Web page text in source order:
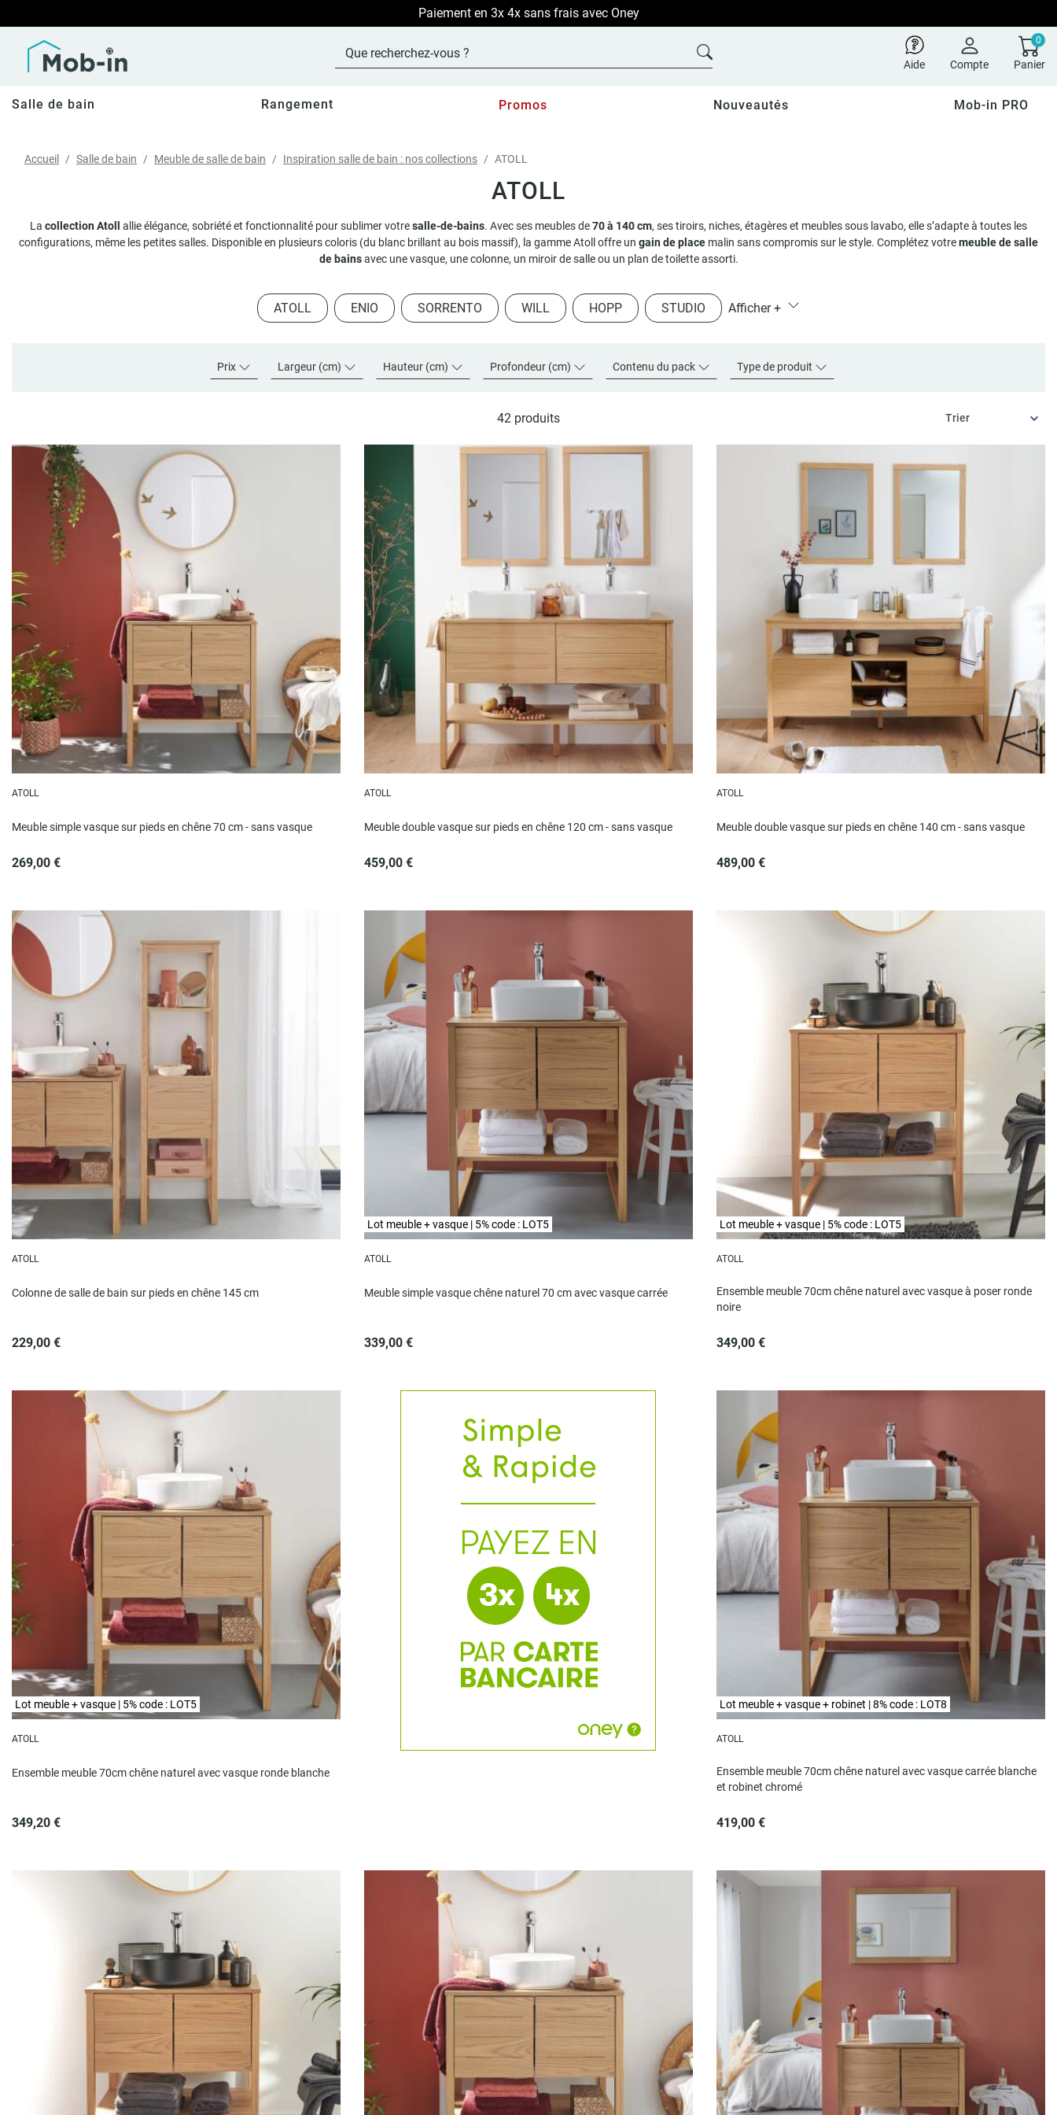
LIVRAISON OFFERTE sur TOUT le site !
Aide Compte
0
Panier
Salle de bain Rangement Promos Nouveautés Mob-in PRO
Accueil Salle de bain Meuble de salle de bain Inspiration salle de bain : nos collections ATOLL
ATOLL
La collection Atoll allie élégance, sobriété et fonctionnalité pour sublimer votresalle-de-bains. Avec ses meubles de70 à 140 cm, ses tiroirs, niches, étagères et meubles sous lavabo, elle s’adapte à toutes les
configurations, même les petites salles. Disponible en plusieurs coloris (du blanc brillant au bois massif), la gamme Atoll offre un gain de place malin sans compromis sur le style. Complétez votremeuble de salle
de bainsavec une vasque, une colonne, un miroir de salle ou un plan de toilette assorti.
ATOLL ENIO SORRENTO WILL HOPP STUDIO Afficher+
Prix Largeur (cm) Hauteur (cm) Profondeur (cm) Contenu du pack Type de produit
42 produits
ATOLL
Meuble simple vasque sur pieds en chêne 70 cm - sans vasque
269,00 €
ATOLL
Meuble double vasque sur pieds en chêne 120 cm - sans vasque
459,00 €
ATOLL
Meuble double vasque sur pieds en chêne 140 cm - sans vasque
489,00 €
ATOLL
Colonne de salle de bain sur pieds en chêne 145 cm
229,00 €
ATOLL
Meuble simple vasque chêne naturel 70 cm avec vasque carrée
339,00 €
Lot meuble + vasque | 5% code : LOT5
ATOLL
Ensemble meuble 70cm chêne naturel avec vasque à poser ronde
noire
349,00 €
Lot meuble + vasque | 5% code : LOT5
ATOLL
Ensemble meuble 70cm chêne naturel avec vasque ronde blanche
349,20 €
Lot meuble + vasque | 5% code : LOT5
ATOLL
Ensemble meuble 70cm chêne naturel avec vasque carrée blanche
et robinet chromé
419,00 €
Lot meuble + vasque + robinet | 8% code : LOT8